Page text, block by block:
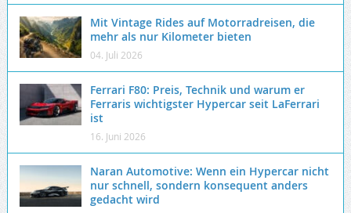
Mit Vintage Rides auf Motorradreisen, die
mehr als nur Kilometer bieten
04. Juli 2026
Ferrari F80: Preis, Technik und warum er
Ferraris wichtigster Hypercar seit LaFerrari
ist
16. Juni 2026
Naran Automotive: Wenn ein Hypercar nicht
nur schnell, sondern konsequent anders
gedacht wird